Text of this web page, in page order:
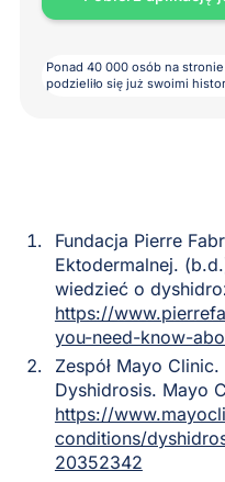
Ponad 40 000 osób na stronie
podzieliło się już swoimi
Fundacja Pierre
Ektodermalnej.
wiedzieć o
https://
you-need-know-
Zespół Mayo
Dyshidrosis. Mayo
https://
conditions/
20352342